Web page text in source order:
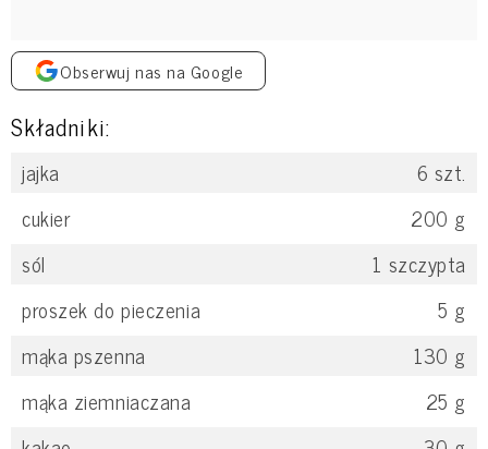
Obserwuj nas na Google
Składniki:
jajka 6 szt.
cukier
200 g
sól
1 szczypta
proszek do pieczenia
5 g
mąka pszenna
130 g
mąka ziemniaczana
25 g